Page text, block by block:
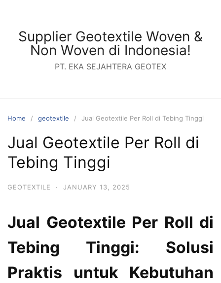
contentSupplier Geotextile Woven &
Non Woven di Indonesia!
PT. EKA SEJAHTERA GEOTEX
Home geotextile Jual Geotextile Per Roll di Tebing Tinggi
Jual Geotextile Per Roll di
Tebing Tinggi
GEOTEXTILE · JANUARY 13, 2025
Jual Geotextile Per Roll di
Tebing Tinggi: Solusi
Praktis untuk Kebutuhan